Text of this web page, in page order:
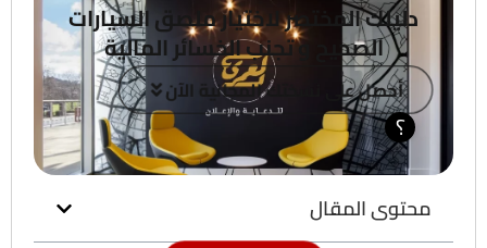
دليلك المختصر لاختيار ملصق السيارات
الصحيح و تجنب الخسائر المالية
أحصل على نسختك المجانية الآن
؟
محتوى المقال